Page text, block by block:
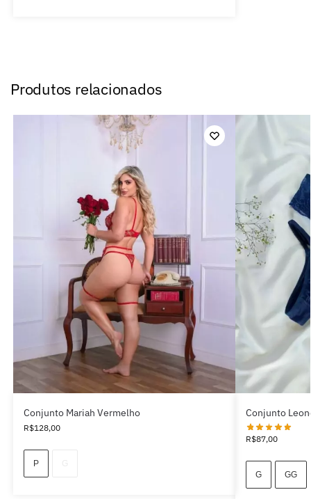
Produtos relacionados
Conjunto Mariah Vermelho
R$128,00
P
Conjunto
R$87,00
G GG